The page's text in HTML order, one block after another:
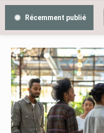
Récemment publié